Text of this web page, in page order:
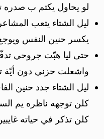
لو يحاول يكتم ب صدره
ليل الشتاء يتعب
يكسر حنين النفس
حتى ليا هبّت جروحي
واشعلت حزني دون أيّة
ليل الشتاء جدد حنين
كلن توجهه ناظره يم
كلن تذكر في حياته